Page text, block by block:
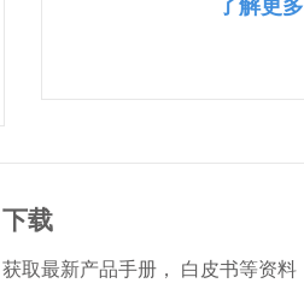
下载
获取最新产品手册， 白皮书等资料